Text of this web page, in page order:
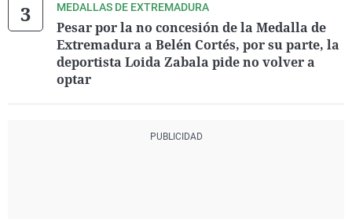
MEDALLAS DE EXTREMADURA
Pesar por la no concesión de la Medalla de
Extremadura a Belén Cortés, por su parte, la
deportista Loida Zabala pide no volver a
optar